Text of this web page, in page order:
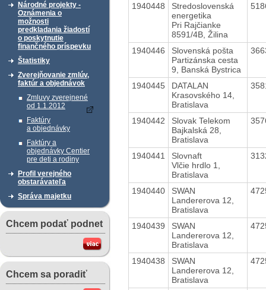
Národné projekty -
Oznámenia o
možnosti
predkladania žiadostí
o poskytnutie
finančného príspevku
Štatistiky
Zverejňovanie zmlúv,
faktúr a objednávok
Zmluvy zverejnené
od 1.1.2012
Faktúry
a objednávky
Faktúry a
objednávky Centier
pre deti a rodiny
Profil verejného
obstarávateľa
Správa majetku
Chcem podať podnet
Chcem sa poradiť
1940448
Stredoslovenská
energetika
Pri Rajčianke
8591/4B, Žilina
1940446
Slovenská pošta
Partizánska cesta
9, Banská Bystrica
1940445
DATALAN
Krasovského 14,
Bratislava
1940442
Slovak Telekom
Bajkalská 28,
Bratislava
1940441
Slovnaft
Vlčie hrdlo 1,
Bratislava
1940440
SWAN
Landererova 12,
Bratislava
1940439
SWAN
Landererova 12,
Bratislava
1940438
SWAN
Landererova 12,
Bratislava